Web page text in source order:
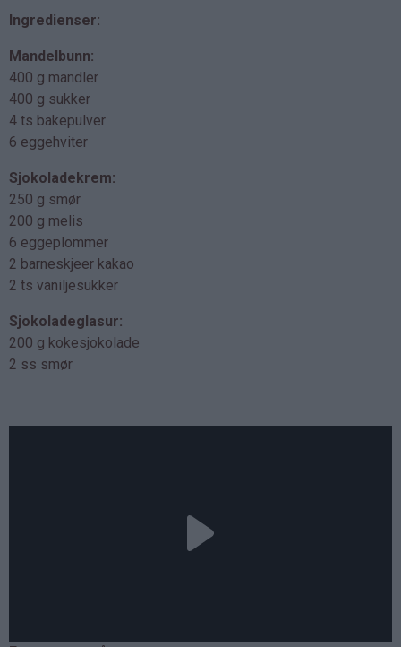
Ingredienser:
Mandelbunn:
400 g mandler
400 g sukker
4 ts bakepulver
6 eggehviter
Sjokoladekrem:
250 g smør
200 g melis
6 eggeplommer
2 barneskjeer kakao
2 ts vaniljesukker
Sjokoladeglasur:
200 g kokesjokolade
2 ss smør